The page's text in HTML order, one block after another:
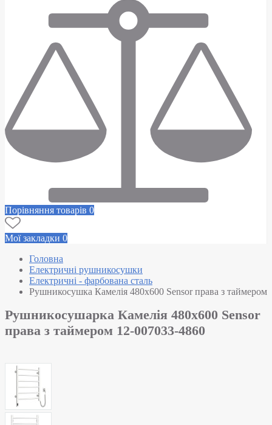
Порівняння товарів 0
Мої закладки 0
Головна
Електричні рушникосушки
Електричні - фарбована сталь
Рушникосушка Камелія 480х600 Sensor права з таймером
Рушникосушарка Камелія 480х600 Sensor
права з таймером 12-007033-4860